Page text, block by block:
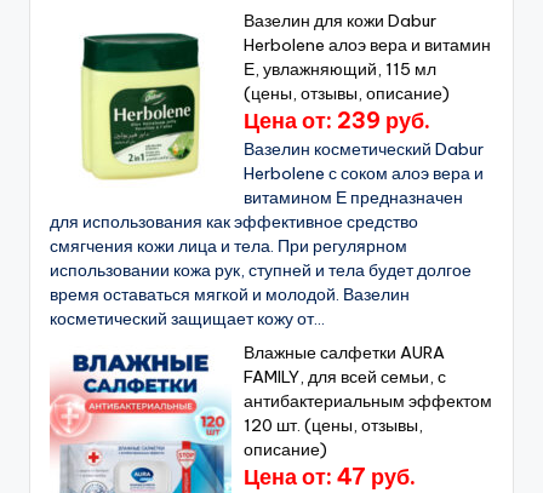
Вазелин для кожи Dabur
Herbolene алоэ вера и витамин
Е, увлажняющий, 115 мл
(цены, отзывы, описание)
Цена от: 239 руб.
Вазелин косметический Dabur
Herbolene с соком алоэ вера и
витамином Е предназначен
для использования как эффективное средство
смягчения кожи лица и тела. При регулярном
использовании кожа рук, ступней и тела будет долгое
время оставаться мягкой и молодой. Вазелин
косметический защищает кожу от...
Влажные салфетки AURA
FAMILY, для всей семьи, с
антибактериальным эффектом
120 шт. (цены, отзывы,
описание)
Цена от: 47 руб.